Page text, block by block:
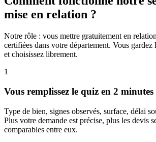
mise en relation ?
Notre rôle : vous mettre gratuitement en
certifiées dans votre département. Vous
et choisissez librement.
1
Vous remplissez le quiz en 2 minutes
Type de bien, signes observés, surface, délai
Plus votre demande est précise, plus les devis
comparables entre eux.